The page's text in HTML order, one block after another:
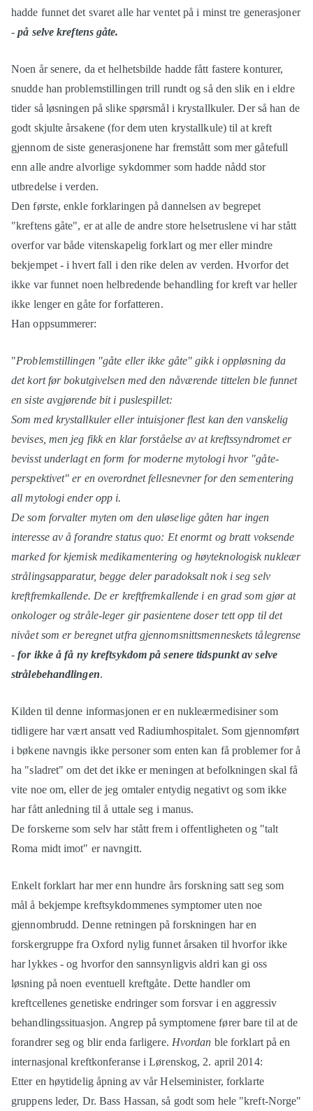
hadde funnet det svaret alle har ventet på i minst tre generasjoner
-på selve kreftens gåte.
Noen år senere, da et helhetsbilde hadde fått fastere konturer,
snudde han problemstillingen trill rundt og så den slik en i eldre
tider så løsningen på slike spørsmål i krystallkuler. Der så han de
godt skjulte årsakene (for dem uten krystallkule) til at kreft
gjennom de siste generasjonene har fremstått som mer gåtefull
enn alle andre alvorlige sykdommer som hadde nådd stor
utbredelse i verden.
Den første, enkle forklaringen på dannelsen av begrepet
"kreftens gåte", er at alle de andre store helsetruslene vi har stått
overfor var både vitenskapelig forklart og mer eller mindre
bekjempet - i hvert fall i den rike delen av verden. Hvorfor det
ikke var funnet noen helbredende behandling for kreft var heller
ikke lenger en gåte for forfatteren.
Han oppsummerer:
"Problemstillingen "gåte eller ikke gåte" gikk i oppløsning da
det kort før bokutgivelsen med den nåværende tittelen ble funnet
en siste avgjørende bit i puslespillet:
Som med krystallkuler eller intuisjoner flest kan den vanskelig
bevises, men jeg fikk en klar forståelse av at kreftssyndromet er
bevisst underlagt en form for moderne mytologi hvor "gåte-
perspektivet" er en overordnet fellesnevner for den sementering
all mytologi ender opp i.
De som forvalter myten om den uløselige gåten har ingen
interesse av å forandre status quo: Et enormt og bratt voksende
marked for kjemisk medikamentering og høyteknologisk nukleær
strålingsapparatur, begge deler paradoksalt nok i seg selv
kreftfremkallende. De er kreftfremkallende i en grad som gjør at
onkologer og stråle-leger gir pasientene doser tett opp til det
nivået som er beregnet utfra gjennomsnittsmenneskets tålegrense
-for ikke å få ny kreftsykdom på senere tidspunkt av selve
strålebehandlingen.
Kilden til denne informasjonen er en nukleærmedisiner som
tidligere har vært ansatt ved Radiumhospitalet. Som gjennomført
i bøkene navngis ikke personer som enten kan få problemer for å
ha "sladret" om det det ikke er meningen at befolkningen skal få
vite noe om, eller de jeg omtaler entydig negativt og som ikke
har fått anledning til å uttale seg i manus.
De forskerne som selv har stått frem i offentligheten og "talt
Roma midt imot" er navngitt.
Enkelt forklart har mer enn hundre års forskning satt seg som
mål å bekjempe kreftsykdommenes symptomer uten noe
gjennombrudd. Denne retningen på forskningen har en
forskergruppe fra Oxford nylig funnet årsaken til hvorfor ikke
har lykkes - og hvorfor den sannsynligvis aldri kan gi oss
løsning på noen eventuell kreftgåte. Dette handler om
kreftcellenes genetiske endringer som forsvar i en aggressiv
behandlingssituasjon. Angrep på symptomene fører bare til at de
forandrer seg og blir enda farligere. Hvordan ble forklart på en
internasjonal kreftkonferanse i Lørenskog, 2. april 2014:
Etter en høytidelig åpning av vår Helseminister, forklarte
gruppens leder, Dr. Bass Hassan, så godt som hele "kreft-Norge"